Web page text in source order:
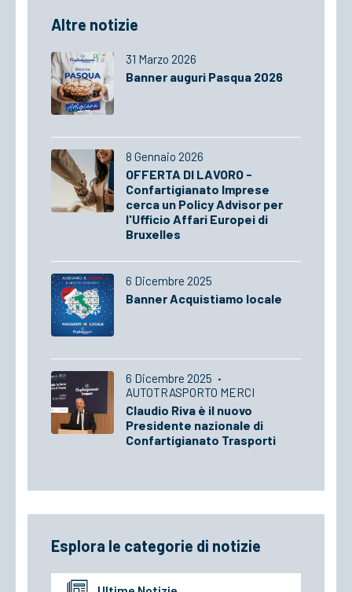
Altre notizie
31 Marzo 2026
Banner auguri Pasqua 2026
8 Gennaio 2026
OFFERTA DI LAVORO -
Confartigianato Imprese
cerca un Policy Advisor per
l'Ufficio Affari Europei di
Bruxelles
6 Dicembre 2025
Banner Acquistiamo locale
6 Dicembre 2025 ·
AUTOTRASPORTO MERCI
Claudio Riva è il nuovo
Presidente nazionale di
Confartigianato Trasporti
Esplora le categorie di notizie